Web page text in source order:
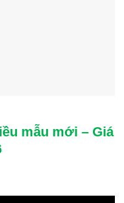
mẫu mới – Giá